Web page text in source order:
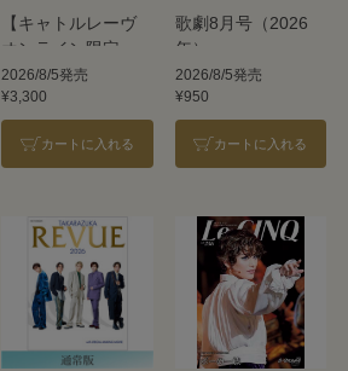
【キャトルレーヴ
オンライン限定
版】TAKARAZUKA
REVUE 2026
2026/8/5発売
¥3,300
カートに入れる
歌劇8月号（2026
年）
2026/8/5発売
¥950
カートに入れる